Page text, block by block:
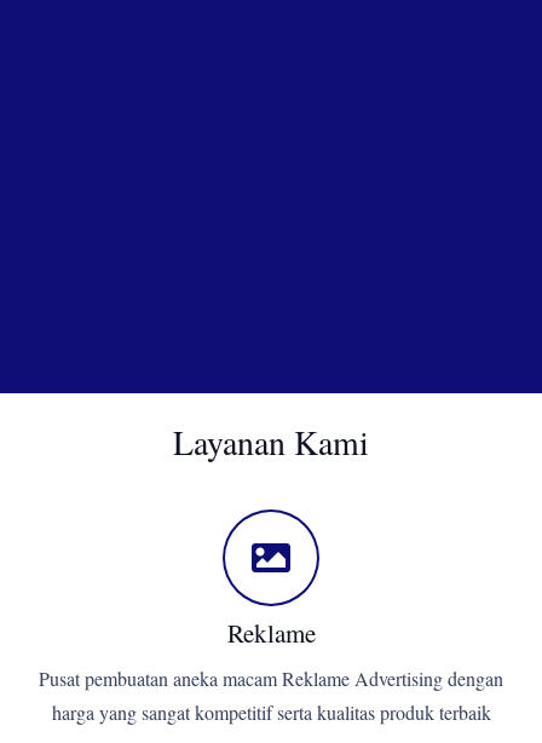
Layanan Kami
Reklame
Pusat pembuatan aneka macam Reklame Advertising dengan
harga yang sangat kompetitif serta kualitas produk terbaik